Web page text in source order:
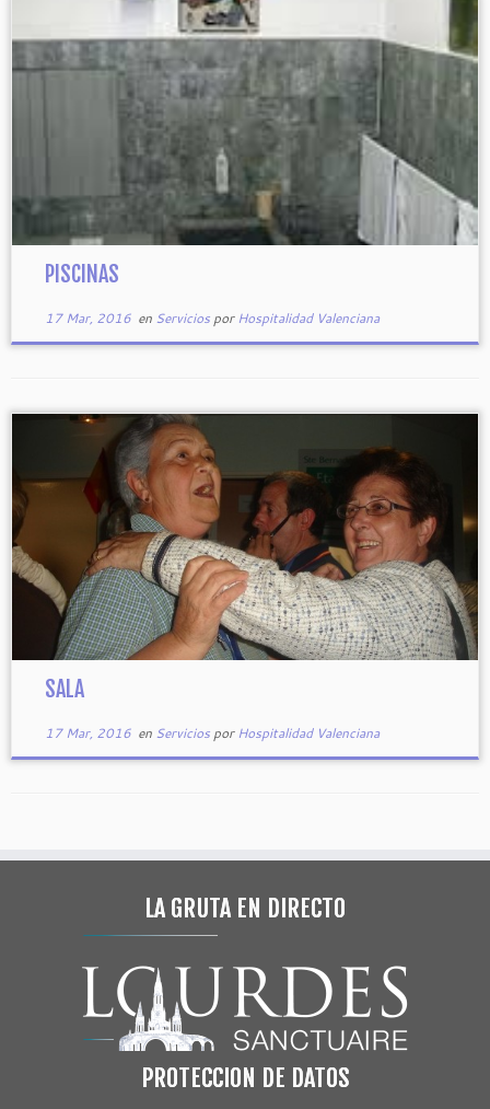
PISCINAS
17 Mar, 2016en Servicios por Hospitalidad Valenciana
SALA
17 Mar, 2016en Servicios por Hospitalidad Valenciana
LA GRUTA EN DIRECTO
PROTECCION DE DATOS